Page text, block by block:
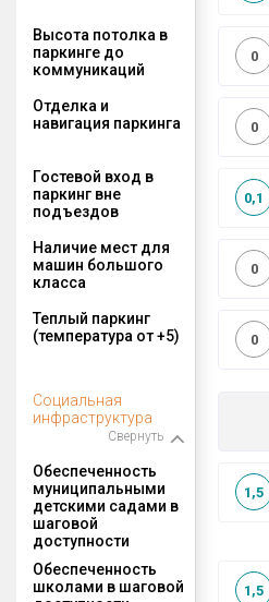
Высота потолка в
паркинге до
коммуникаций
0
Отделка и
навигация паркинга
0
Гостевой вход в
паркинг вне
подъездов
0,1
Наличие мест для
машин большого
класса
0
Теплый паркинг
(температура от +5)
0
Социальная
инфраструктура
Свернуть
Обеспеченность
муниципальными
детскими садами в
шаговой
доступности
1,5
Обеспеченность
школами в шаговой
1,5